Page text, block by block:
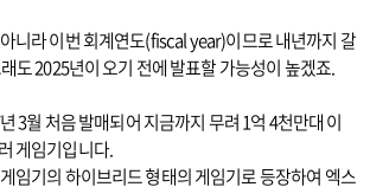
니라 이번 회계연도(fiscal year)이므로 내년까지 갈
도 2025년이 오기 전에 발표할 가능성이 높겠죠.
3월 처음 발매되어 지금까지 무려 1억 4천만대 이
게임기입니다.
임기의 하이브리드 형태의 게임기로 등장하여 엑스